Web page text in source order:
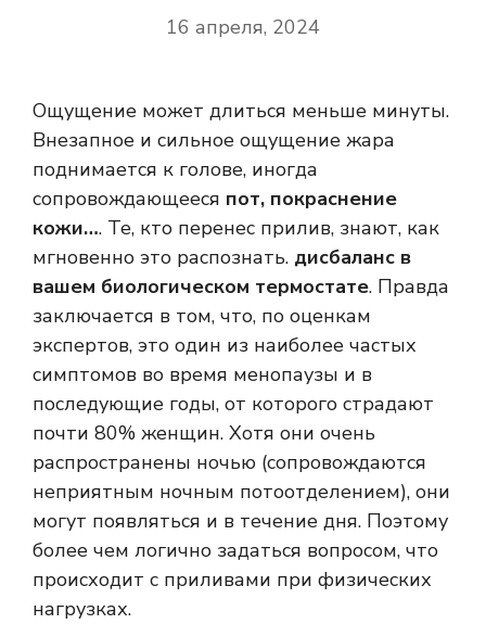
16 апреля, 2024
Ощущение может длиться меньше минуты.
Внезапное и сильное ощущение жара
поднимается к голове, иногда
сопровождающееся пот, покраснение
кожи…. Те, кто перенес прилив, знают, как
мгновенно это распознать. дисбаланс в
вашем биологическом термостате. Правда
заключается в том, что, по оценкам
экспертов, это один из наиболее частых
симптомов во время менопаузы и в
последующие годы, от которого страдают
почти 80% женщин. Хотя они очень
распространены ночью (сопровождаются
неприятным ночным потоотделением), они
могут появляться и в течение дня. Поэтому
более чем логично задаться вопросом, что
происходит с приливами при физических
нагрузках.